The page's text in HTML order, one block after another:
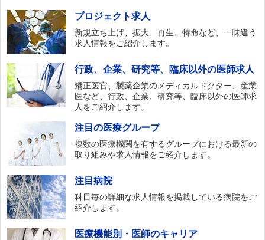
プロジェクト求人
新規立ち上げ、拡大、再生、特命など、一味違う
求人情報をご紹介します。
行政、企業、研究等、臨床以外の医師求人
矯正医官、製薬企業のメディカルドクター、産業
医など、行政、企業、研究等、臨床以外の医師求
人をご紹介します。
注目の医療グループ
複数の医療機関を有するグループにおける最新の
取り組みや求人情報をご紹介します。
注目病院
科目毎の詳細な求人情報を掲載している病院をご
紹介します。
医療機能別・医師のキャリア